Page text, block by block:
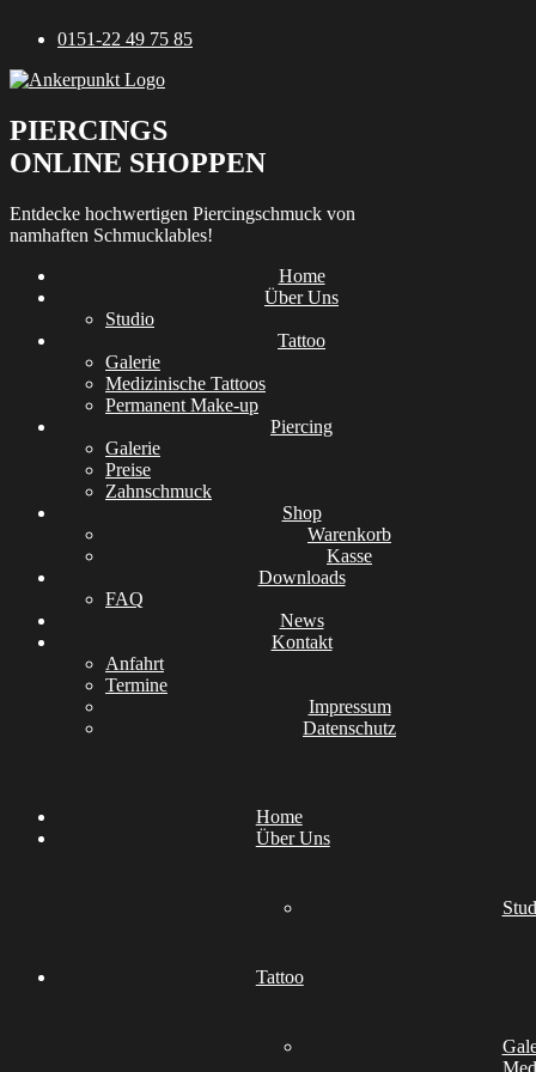
Inhalt
0151-22 49 75 85
PIERCINGS
ONLINE SHOPPEN
Entdecke hochwertigen Piercingschmuck von
namhaften Schmucklables!
Home
Über Uns
Studio
Tattoo
Galerie
Medizinische Tattoos
Permanent Make-up
Piercing
Galerie
Preise
Zahnschmuck
Shop
Warenkorb
Kasse
Downloads
FAQ
News
Kontakt
Anfahrt
Termine
Impressum
Datenschutz
Home
Über Uns
Tattoo